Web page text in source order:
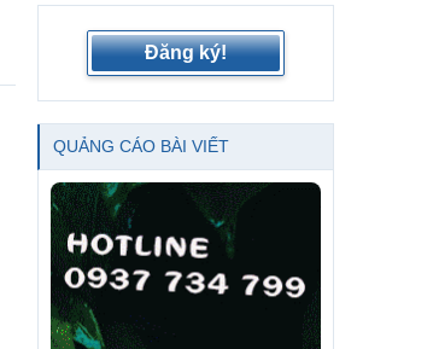
Đăng ký!
QUẢNG CÁO BÀI VIẾT